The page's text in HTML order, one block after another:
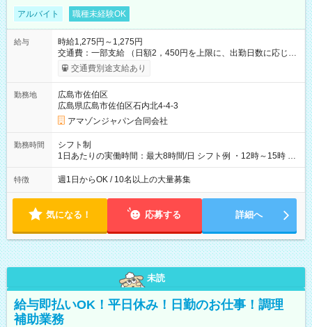
アルバイト 職種未経験OK
給与
時給1,275円～1,275円
交通費：一部支給 （日額2，450円を上限に、出勤日数に応じて
実費支給） ※22:00～翌5:00までは時給25%UP！ ■給与前払い
制度あり ※前払い額の上限あり、手数料無料（Amazon負担）
交通費別途支給あり
勤務地
広島市佐伯区
広島県広島市佐伯区石内北4-4-3
アマゾンジャパン合同会社
勤務時間
シフト制
1日あたりの実働時間：最大8時間/日 シフト例 ・12時～15時 入
社後、就業可能シフトをご確認の上、申請してください。
特徴 週1日からOK / 10名以上の大量募集
気になる！ 応募する 詳細へ
未読
給与即払いOK！平日休み！日勤のお仕事！調理
補助業務